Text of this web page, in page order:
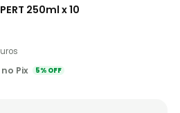
250ml x 10
Pix 5% OFF